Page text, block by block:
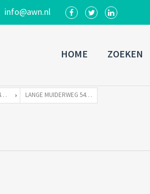
info@awn.nl
HOME ZOEKEN
LANGE MUIDERWEG 544 TE 1382 LC WEESP LANGE MUIDERWEG 544S WEESP-29